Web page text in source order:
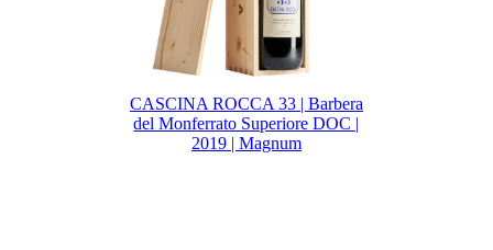
CASCINA ROCCA 33 | Barbera
del Monferrato Superiore DOC |
2019 | Magnum